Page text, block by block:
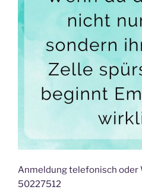
Anmeldung telefonisch oder
50227512